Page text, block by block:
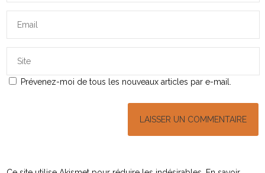
Prévenez-moi de tous les nouveaux articles par e-mail.